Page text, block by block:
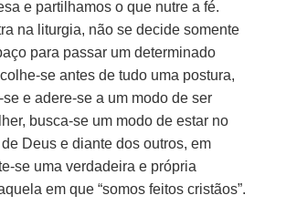
e partilhamos o que nutre a fé.
na liturgia, não se decide somente
para passar um determinado
se antes de tudo uma postura,
e adere-se a um modo de ser
busca-se um modo de estar no
Deus e diante dos outros, em
se uma verdadeira e própria
em que “somos feitos cristãos”.